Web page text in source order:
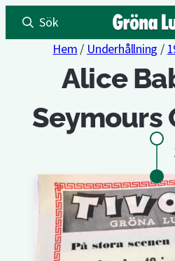
Sök
Hem / Underhållning /
Alice
Seymours